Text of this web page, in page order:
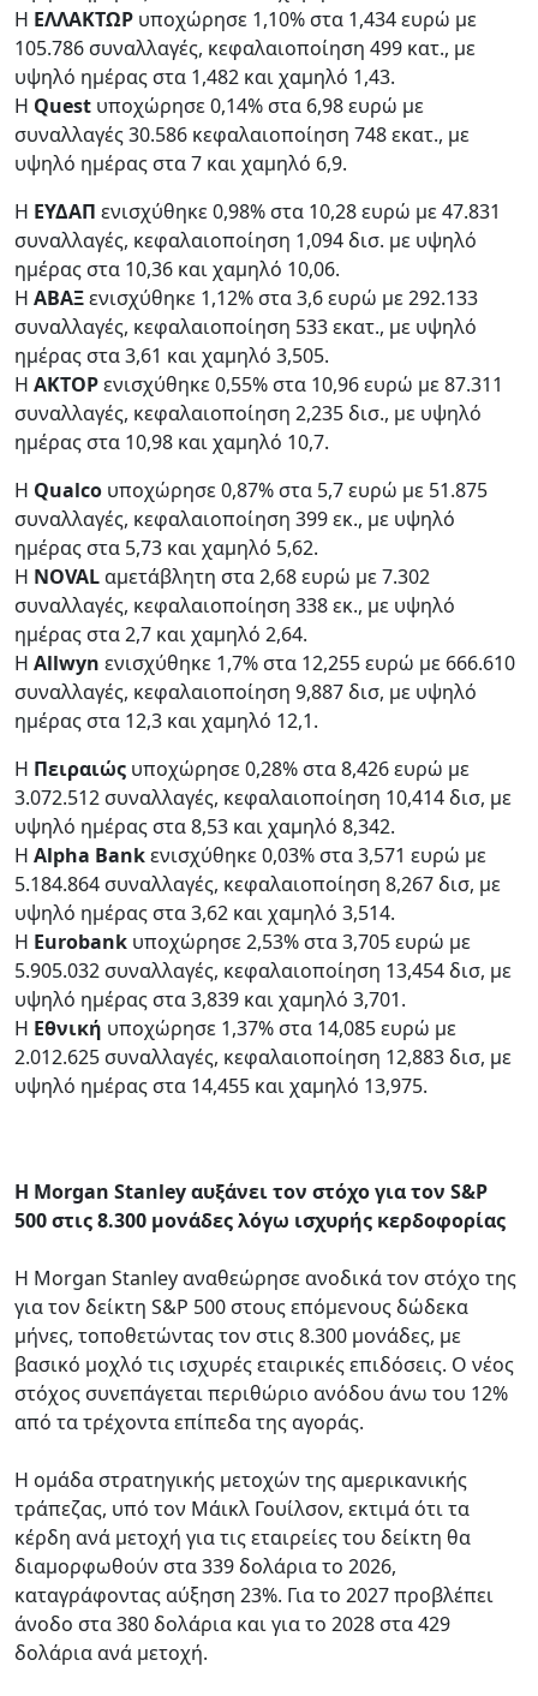
Η ΕΛΛΑΚΤΩΡ υποχώρησε 1,10% στα 1,434 ευρώ με
105.786 συναλλαγές, κεφαλαιοποίηση 499 κατ., με
υψηλό ημέρας στα 1,482 και χαμηλό 1,43.
Η Quest υποχώρησε 0,14% στα 6,98 ευρώ με
συναλλαγές 30.586 κεφαλαιοποίηση 748 εκατ., με
υψηλό ημέρας στα 7 και χαμηλό 6,9.
Η ΕΥΔΑΠ ενισχύθηκε 0,98% στα 10,28 ευρώ με 47.831
συναλλαγές, κεφαλαιοποίηση 1,094 δισ. με υψηλό
ημέρας στα 10,36 και χαμηλό 10,06.
Η ΑΒΑΞενισχύθηκε 1,12% στα 3,6 ευρώ με 292.133
συναλλαγές, κεφαλαιοποίηση 533 εκατ., με υψηλό
ημέρας στα 3,61 και χαμηλό 3,505.
Η ΑΚΤΟΡενισχύθηκε 0,55% στα 10,96 ευρώ με 87.311
συναλλαγές, κεφαλαιοποίηση 2,235 δισ., με υψηλό
ημέρας στα 10,98 και χαμηλό 10,7.
Η Qualco υποχώρησε 0,87% στα 5,7 ευρώ με 51.875
συναλλαγές, κεφαλαιοποίηση 399 εκ., με υψηλό
ημέρας στα 5,73 και χαμηλό 5,62.
Η NOVALαμετάβλητη στα 2,68 ευρώ με 7.302
συναλλαγές, κεφαλαιοποίηση 338 εκ., με υψηλό
ημέρας στα 2,7 και χαμηλό 2,64.
Η Allwyn ενισχύθηκε 1,7% στα 12,255 ευρώ με 666.610
συναλλαγές, κεφαλαιοποίηση 9,887 δισ, με υψηλό
ημέρας στα 12,3 και χαμηλό 12,1.
Η Πειραιώς υποχώρησε 0,28% στα 8,426 ευρώ με
3.072.512 συναλλαγές, κεφαλαιοποίηση 10,414 δισ, με
υψηλό ημέρας στα 8,53 και χαμηλό 8,342.
Η Alpha Bankενισχύθηκε 0,03% στα 3,571 ευρώ με
5.184.864 συναλλαγές, κεφαλαιοποίηση 8,267 δισ, με
υψηλό ημέρας στα 3,62 και χαμηλό 3,514.
Η Eurobank υποχώρησε 2,53% στα 3,705 ευρώ με
5.905.032 συναλλαγές, κεφαλαιοποίηση 13,454 δισ, με
υψηλό ημέρας στα 3,839 και χαμηλό 3,701.
Η Εθνική υποχώρησε 1,37% στα 14,085 ευρώ με
2.012.625 συναλλαγές, κεφαλαιοποίηση 12,883 δισ, με
υψηλό ημέρας στα 14,455 και χαμηλό 13,975.
Η Morgan Stanley αυξάνει τον στόχο για τον S&P
500 στις 8.300 μονάδες λόγω ισχυρής κερδοφορίας
Η Morgan Stanley αναθεώρησε ανοδικά τον στόχο της
για τον δείκτη S&P 500 στους επόμενους δώδεκα
μήνες, τοποθετώντας τον στις 8.300 μονάδες, με
βασικό μοχλό τις ισχυρές εταιρικές επιδόσεις. Ο νέος
στόχος συνεπάγεται περιθώριο ανόδου άνω του 12%
από τα τρέχοντα επίπεδα της αγοράς.
Η ομάδα στρατηγικής μετοχών της αμερικανικής
τράπεζας, υπό τον Μάικλ Γουίλσον, εκτιμά ότι τα
κέρδη ανά μετοχή για τις εταιρείες του δείκτη θα
διαμορφωθούν στα 339 δολάρια το 2026,
καταγράφοντας αύξηση 23%. Για το 2027 προβλέπει
άνοδο στα 380 δολάρια και για το 2028 στα 429
δολάρια ανά μετοχή.